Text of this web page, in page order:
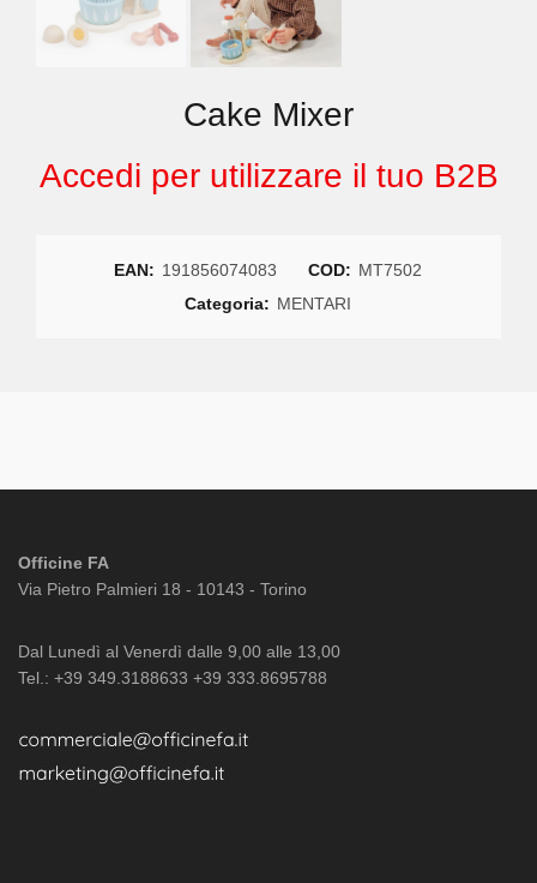
Cake Mixer
Accedi per utilizzare il tuo B2B
EAN: 191856074083 COD: MT7502
Categoria: MENTARI
Officine FA
Via Pietro Palmieri 18 - 10143 - Torino
Dal Lunedì al Venerdì dalle 9,00 alle 13,00
Tel.: +39 349.3188633 +39 333.8695788